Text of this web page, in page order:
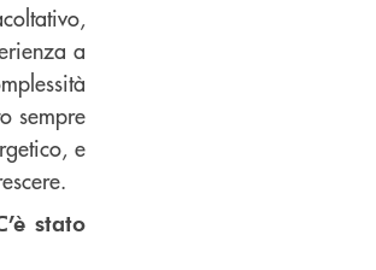
a
sempre
e
stato